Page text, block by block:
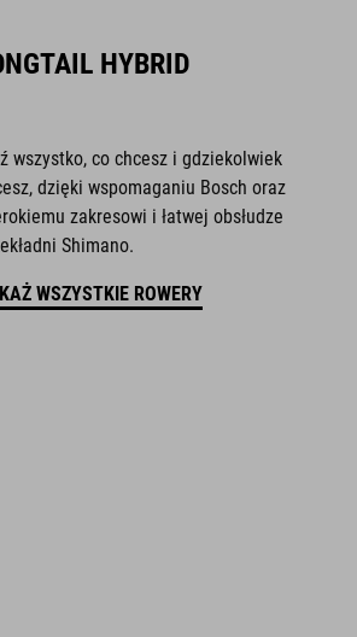
HYBRID
wszystko, co chcesz i gdziekolwiek
dzięki wspomaganiu Bosch oraz
zakresowi i łatwej obsłudze
Shimano.
WSZYSTKIE ROWERY